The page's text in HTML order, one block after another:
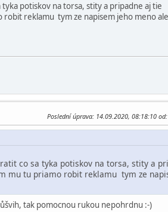
potiskov na torsa, stity a pripadne aj tie
robit reklamu tym ze napisem jeho meno
Poslední úprava: 14.09.2020, 08:18:10
co sa tyka potiskov na torsa, stity a
mu tu priamo robit reklamu tym ze
tak pomocnou rukou nepohrdnu :-)